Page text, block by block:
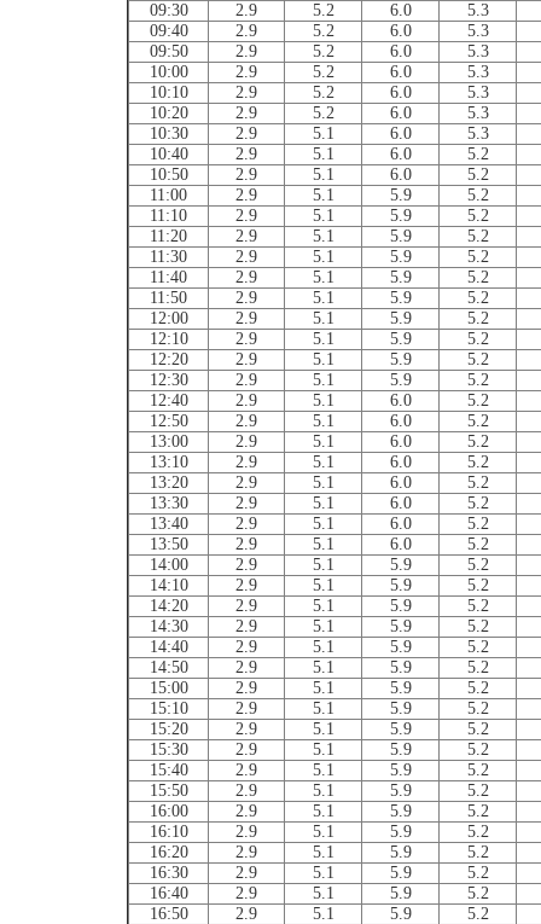
09:30
2.9 5.2 6.0
5.3
09:40
2.9 5.2 6.0
5.3
09:50
2.9 5.2 6.0
5.3
10:00
2.9 5.2 6.0
5.3
10:10
2.9 5.2 6.0
5.3
10:20
2.9 5.2 6.0
5.3
10:30
2.9 5.1 6.0
5.3
10:40
2.9 5.1 6.0
5.2
10:50
2.9 5.1 6.0
5.2
11:00
2.9 5.1 5.9
5.2
11:10
2.9 5.1 5.9
5.2
11:20
2.9 5.1 5.9
5.2
11:30
2.9 5.1 5.9
5.2
11:40
2.9 5.1 5.9
5.2
11:50
2.9 5.1 5.9
5.2
12:00
2.9 5.1 5.9
5.2
12:10
2.9 5.1 5.9
5.2
12:20
2.9 5.1 5.9
5.2
12:30
2.9 5.1 5.9
5.2
12:40
2.9 5.1 6.0
5.2
12:50
2.9 5.1 6.0
5.2
13:00
2.9 5.1 6.0
5.2
13:10
2.9 5.1 6.0
5.2
13:20
2.9 5.1 6.0
5.2
13:30
2.9 5.1 6.0
5.2
13:40
2.9 5.1 6.0
5.2
13:50
2.9 5.1 6.0
5.2
14:00
2.9 5.1 5.9
5.2
14:10
2.9 5.1 5.9
5.2
14:20
2.9 5.1 5.9
5.2
14:30
2.9 5.1 5.9
5.2
14:40
2.9 5.1 5.9
5.2
14:50
2.9 5.1 5.9
5.2
15:00
2.9 5.1 5.9
5.2
15:10
2.9 5.1 5.9
5.2
15:20
2.9 5.1 5.9
5.2
15:30
2.9 5.1 5.9
5.2
15:40
2.9 5.1 5.9
5.2
15:50
2.9 5.1 5.9
5.2
16:00
2.9 5.1 5.9
5.2
16:10
2.9 5.1 5.9
5.2
16:20
2.9 5.1 5.9
5.2
16:30
2.9 5.1 5.9
5.2
16:40
2.9 5.1 5.9
5.2
16:50
2.9 5.1 5.9
5.2